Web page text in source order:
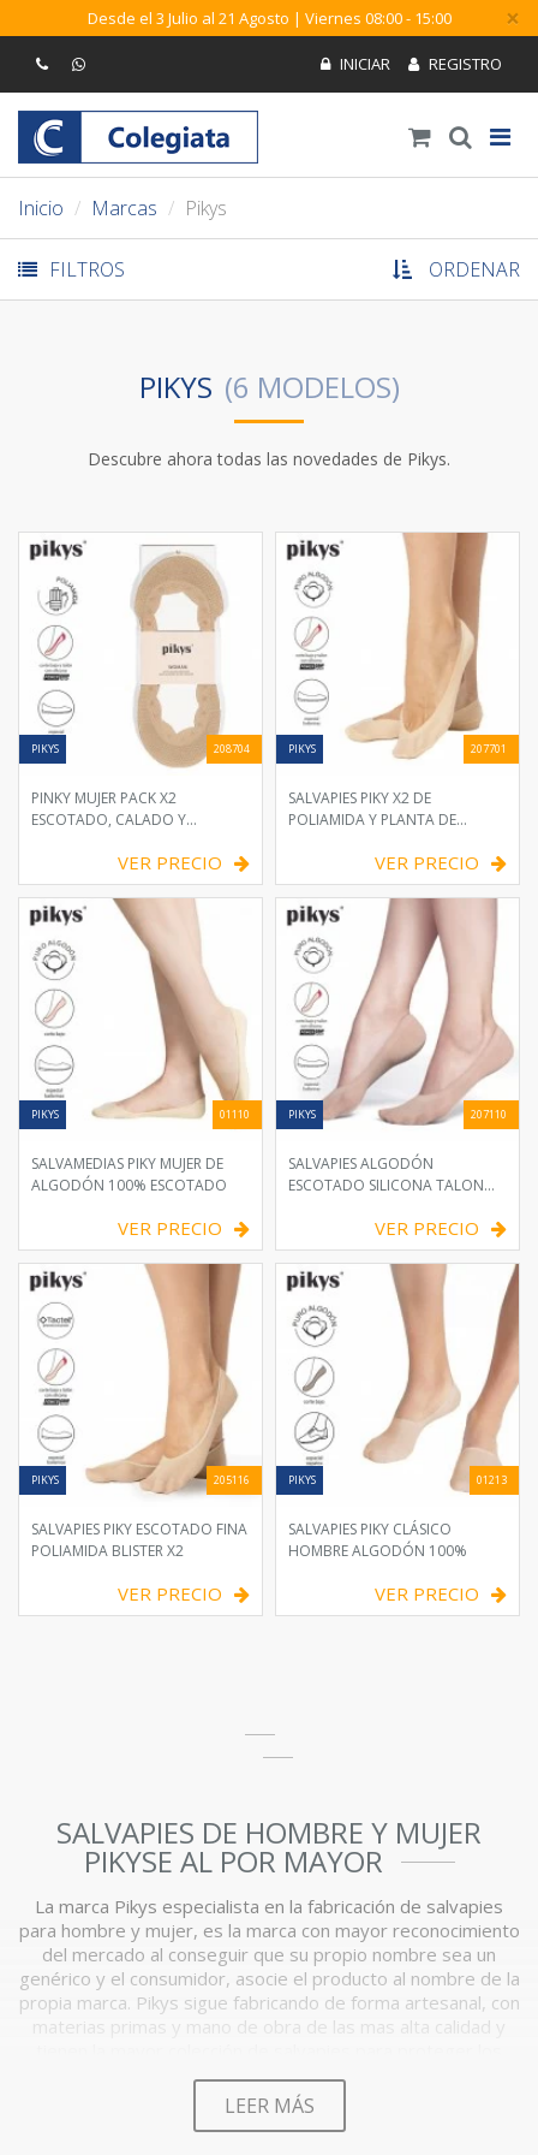
Desde el 3 Julio al 21 Agosto | Viernes 08:00 - 15:00 ×
Inicio Marcas Pikys
FILTROS ORDENAR
PIKYS
Descubre ahora todas las novedades de Pikys.
PIKYS 208704
PINKY MUJER PACK X2
ESCOTADO, CALADO Y
VER PRECIO
PIKYS 207701
SALVAPIES PIKY X2 DE
POLIAMIDA Y PLANTA DE
VER PRECIO
PIKYS 01110
SALVAMEDIAS PIKY MUJER DE
ALGODÓN 100% ESCOTADO
VER PRECIO
PIKYS 207110
SALVAPIES ALGODÓN
ESCOTADO SILICONA TALON
VER PRECIO
PIKYS 205116
SALVAPIES PIKY ESCOTADO FINA
POLIAMIDA BLISTER X2
VER PRECIO
PIKYS 01213
SALVAPIES PIKY CLÁSICO
HOMBRE ALGODÓN 100%
VER PRECIO
SALVAPIES DE HOMBRE Y MUJER
PIKYSE AL POR MAYOR
La marca Pikys especialista en la fabricación de salvapies
para hombre y mujer, es la marca con mayor reconocimiento
del mercado al conseguir que su propio nombre sea un
genérico y el consumidor, asocie el producto al nombre de la
propia marca. Pikys sigue fabricando de forma artesanal, con
materias primas y mano de obra de las mas alta calidad y
pies de forma invisible.
LEER MÁS